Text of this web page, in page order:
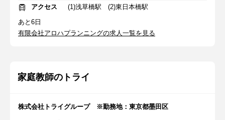
アクセス
(1)浅草橋駅 (2)東日本橋駅
あと6日
有限会社アロハプランニングの求人一覧を見る
家庭教師のトライ
株式会社トライグループ ※勤務地：東京都墨田区